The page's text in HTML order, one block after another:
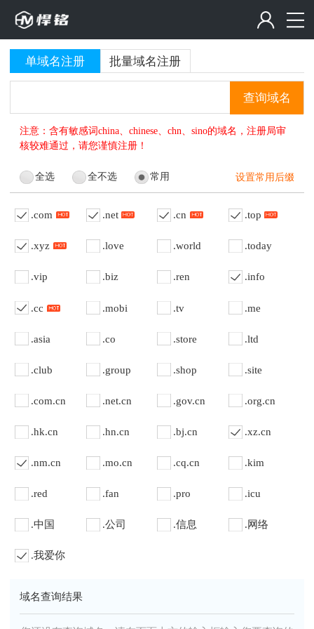
单域名注册 批量域名注册
查询域名
注意：含有敏感词china、chinese、chn、sino的域名，注册局审
核较难通过，请您谨慎注册！
全选 全不选 常用 设置常用后缀
.com .net .cn .top
.xyz .love .world .today
.vip .biz .ren .info
.cc .mobi .tv .me
.asia .co .store .ltd
.club .group .shop .site
.com.cn .net.cn .gov.cn .org.cn
.hk.cn .hn.cn .bj.cn .xz.cn
.nm.cn .mo.cn .cq.cn .kim
.red .fan .pro .icu
.中国 .公司 .信息 .网络
.我爱你
域名查询结果